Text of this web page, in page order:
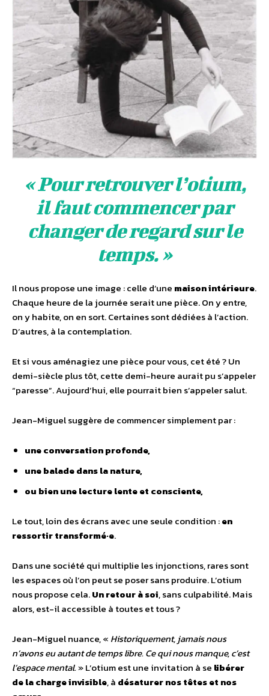
« Pour retrouver l’otium,
il faut commencer par
changer de regard sur le
temps. »
Il nous propose une image : celle d’une maison intérieure.
Chaque heure de la journée serait une pièce. On y entre,
on y habite, on en sort. Certaines sont dédiées à l’action.
D’autres, à la contemplation.
Et si vous aménagiez une pièce pour vous, cet été ? Un
demi-siècle plus tôt, cette demi-heure aurait pu s’appeler
“paresse”. Aujourd’hui, elle pourrait bien s’appeler salut.
Jean-Miguel suggère de commencer simplement par :
une conversation profonde,
une balade dans la nature,
ou bien une lecture lente et consciente,
Le tout, loin des écrans avec une seule condition :en
ressortir transformé·e.
Dans une société qui multiplie les injonctions, rares sont
les espaces où l’on peut se poser sans produire. L’otium
nous propose cela.Un retour à soi, sans culpabilité. Mais
alors, est-il accessible à toutes et tous ?
Jean-Miguel nuance, « Historiquement, jamais nous
n’avons eu autant de temps libre. Ce qui nous manque, c’est
l’espace mental.» L’otium est une invitation à se libérer
de la charge invisible, à désaturer nos têtes et nos